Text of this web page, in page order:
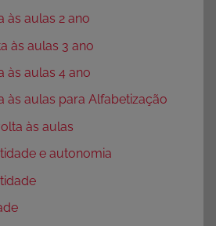
às aulas 2 ano
às aulas 3 ano
às aulas 4 ano
às aulas para Alfabetização
às aulas
e autonomia